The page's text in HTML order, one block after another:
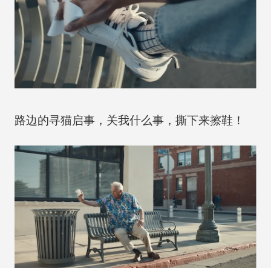
路边的寻猫启事，关我什么事，撕下来擦鞋！